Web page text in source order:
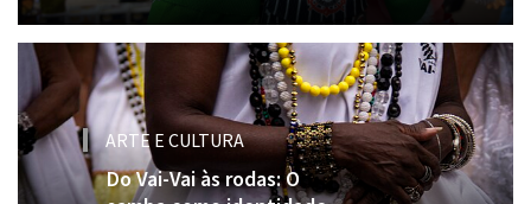
ARTE E CULTURA
Do Vai-Vai às rodas: O